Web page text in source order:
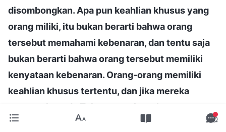
disombongkan. Apa pun keahlian khusus yang
orang miliki, itu bukan berarti bahwa orang
tersebut memahami kebenaran, dan tentu saja
bukan berarti bahwa orang tersebut memiliki
kenyataan kebenaran. Orang-orang memiliki
keahlian khusus tertentu, dan jika mereka
percaya kepada Tuhan, mereka seharusnya
menggunakan keahlian khusus ini untuk